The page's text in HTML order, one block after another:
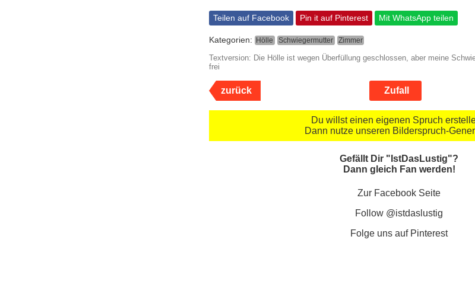
Teilen auf Facebook Pin it auf Pinterest Mit WhatsApp teilen
Kategorien: Hölle Schwiegermutter Zimmer
Textversion: Die Hölle ist wegen Überfüllung geschlossen, aber meine
frei
zurück Zufall
Du willst einen eigenen Spruch
Dann nutze unseren Bilderspruch-
Gefällt Dir "IstDasLustig"?
Dann gleich Fan werden!
Zur Facebook Seite
Follow @istdaslustig
Folge uns auf Pinterest